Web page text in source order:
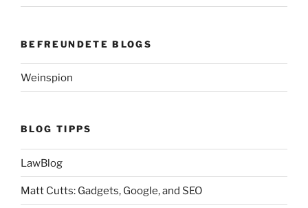
BEFREUNDETE BLOGS
Weinspion
BLOG TIPPS
LawBlog
Matt Cutts: Gadgets, Google, and SEO